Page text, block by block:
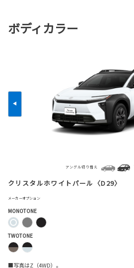
ボディカラー
クリスタルホワイトパール〈D29〉
メーカーオプション
アングル切り替え
MONOTONE
TWOTONE
■写真はZ（4WD）。